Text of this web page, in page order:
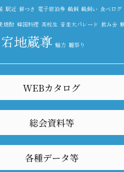
駅近 餅つき 電子宿泊券 鵜飼 鵜飼い 食べログ
焼酎 韓国料理 高校生 音楽大パレード 飲み会
地蔵尊 魅力 雛祭り
WEBカタログ
総会資料等
各種データ等